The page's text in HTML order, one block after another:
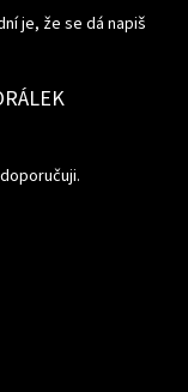
je, že se dá napiš